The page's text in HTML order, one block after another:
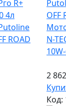
ROAD
N-
2
Код: